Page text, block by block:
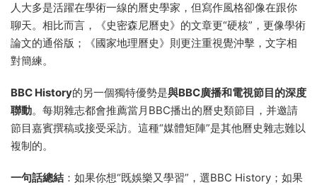
人大多是活躍在學術一線的曆史學家，但寫作風格卻像在跟你
聊天。相比而言，《史密森尼曆史》的文章更“硬核”，更像學術
論文的通俗版；《國家地理曆史》則更注重視覺沖擊，文字相
對簡練。
BBC History的另一個獨特優勢是與BBC廣播和電視節目的深度
聯動。每期雜志都會推薦當月BBC播出的曆史類節目，并邀請
節目嘉賓撰稿或接受采訪。這種“媒體矩陣”是其他曆史雜志難以
複制的。
一句話總結 ：如果你想“既娛樂又學習”，選BBC History；如果